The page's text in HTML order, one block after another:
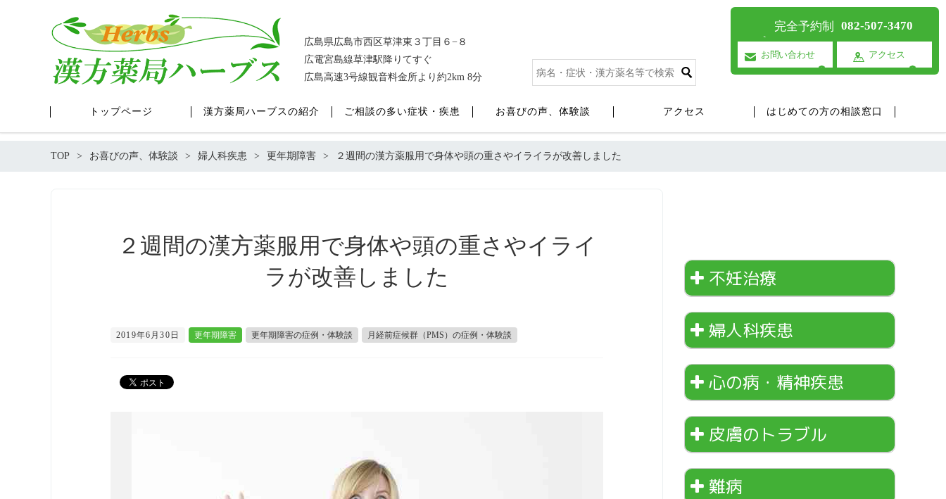
広島県広島市西区草津東３丁目６−８
広電宮島線草津駅降りてすぐ
広島高速3号線観音料金所より約2km 8分
完全予約制 082-507-3470
お問い合わせ アクセス
トップページ 漢方薬局ハーブスの紹介 ご相談の多い症状・疾患 お喜びの声、体験談 アクセス はじめての方の相談窓口
TOP お喜びの声、体験談 婦人科疾患 更年期障害 ２週間の漢方薬服用で身体や頭の重さやイライラが改善しました
２週間の漢方薬服用で身体や頭の重さやイライ
ラが改善しました
2019年6月30日 更年期障害 更年期障害の症例・体験談 月経前症候群（PMS）の症例・体験談
不妊治療
婦人科疾患
心の病・精神疾患
皮膚のトラブル
難病